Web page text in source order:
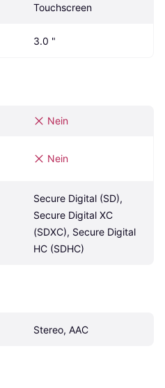
Touchscreen
3.0 "
Nein
Nein
Secure Digital (SD),
Secure Digital XC
(SDXC), Secure Digital
HC (SDHC)
Stereo, AAC